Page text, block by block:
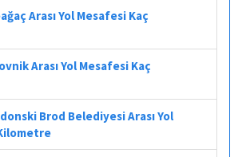
Arası Yol Mesafesi Kaç
Arası Yol Mesafesi Kaç
Brod Belediyesi Arası Yol